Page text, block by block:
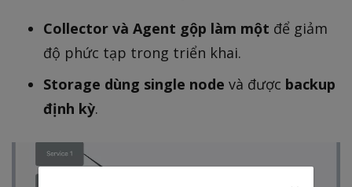
Collector và Agent gộp làm một để giảm
độ phức tạp trong triển khai.
Storage dùng single node và được backup
định kỳ.